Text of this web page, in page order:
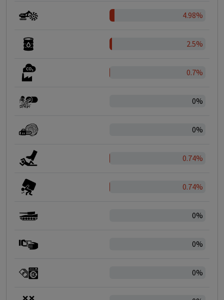
4.98%
2.5%
0.7%
0%
0%
0.74%
0.74%
0%
0%
0%